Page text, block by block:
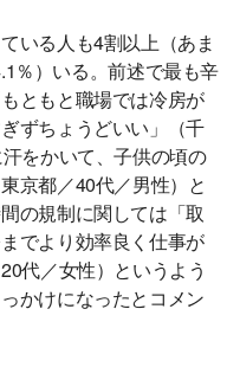
いる人も4割以上（あま
％）いる。前述で最も辛
ともと職場では冷房が
ずちょうどいい」（千
をかいて、子供の頃の
京都／40代／男性）と
の規制に関しては「取
でより効率良く仕事が
代／女性）というよう
かけになったとコメン